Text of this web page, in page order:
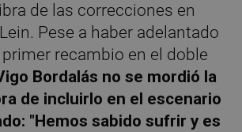
de las correcciones en
Pese a haber adelantado
recambio en el doble
Bordalás no se mordió la
de incluirlo en el escenario
"Hemos sabido sufrir y es